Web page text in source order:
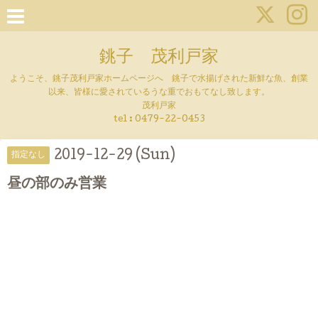
銚子 茂利戸家
ようこそ、銚子茂利戸家ホームページへ 銚子で水揚げされた新鮮な魚、創業
以来、皆様に愛されているうな重でおもてなし致します。
茂利戸家
tel : 0479-22-0453
指定なし 2019-12-29 (Sun)
昼の部のみ営業